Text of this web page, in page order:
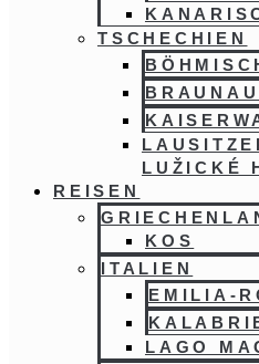
TSCHECHIEN
LUŽICKÉ
REISEN
KOS
ITALIEN
EMILIA-
LAGO